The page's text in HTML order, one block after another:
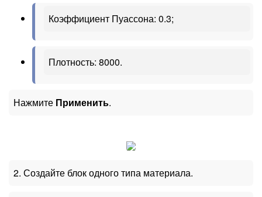
Коэффициент Пуассона: 0.3;
Плотность: 8000.
Нажмите Применить.
2. Создайте блок одного типа материала.